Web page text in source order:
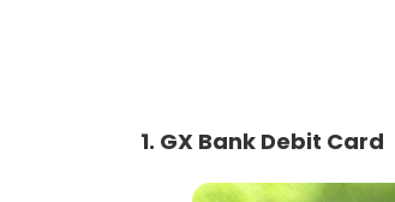
1. GX Bank Debit Card